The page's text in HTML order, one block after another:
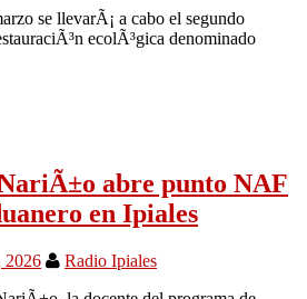
se llevarÃ¡ a cabo el segundo
ecolÃ³gica denominado
abre punto NAF
en Ipiales
2026
Radio Ipiales